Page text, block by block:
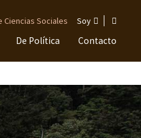
Ciencias Sociales Soy
De Política Contacto